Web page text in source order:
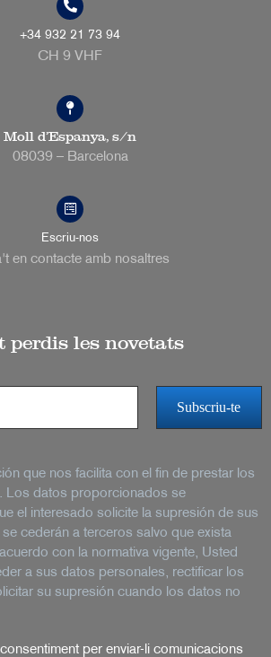
+34 932 21 73 94
CH 9 VHF
Moll d’Espanya, s/n
08039 – Barcelona
Escriu-nos
en contacte amb nosaltres
perdis les novetats
que nos facilita con el fin de prestar los
Los datos proporcionados se
el interesado solicite la supresión de sus
cederán a terceros salvo que exista
con la normativa vigente, Usted
a sus datos personales, rectificar los
su supresión cuando los datos no
per enviar-li comunicacions